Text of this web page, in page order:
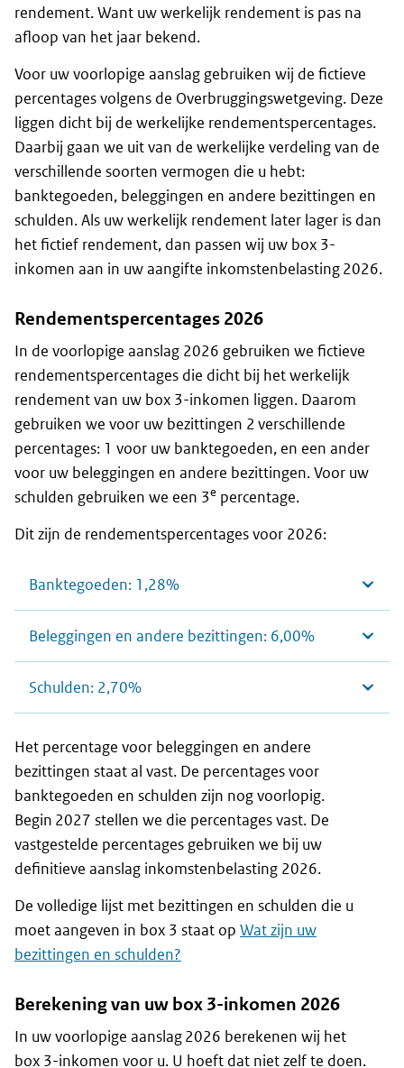
rendement. Want uw werkelijk rendement is pas na
afloop van het jaar bekend.
Voor uw voorlopige aanslag gebruiken wij de fictieve
percentages volgens de Overbruggingswetgeving. Deze
liggen dicht bij de werkelijke rendementspercentages.
Daarbij gaan we uit van de werkelijke verdeling van de
verschillende soorten vermogen die u hebt:
banktegoeden, beleggingen en andere bezittingen en
schulden. Als uw werkelijk rendement later lager is dan
het fictief rendement, dan passen wij uw box 3-
inkomen aan in uw aangifte inkomstenbelasting 2026.
Rendementspercentages 2026
In de voorlopige aanslag 2026 gebruiken we fictieve
rendementspercentages die dicht bij het werkelijk
rendement van uw box 3-inkomen liggen. Daarom
gebruiken we voor uw bezittingen 2 verschillende
percentages: 1 voor uw banktegoeden, en een ander
voor uw beleggingen en andere bezittingen. Voor uw
schulden gebruiken we een 3e percentage.
Dit zijn de rendementspercentages voor 2026:
Banktegoeden: 1,28%
Beleggingen en andere bezittingen: 6,00%
Schulden: 2,70%
Het percentage voor beleggingen en andere
bezittingen staat al vast. De percentages voor
banktegoeden en schulden zijn nog voorlopig.
Begin 2027 stellen we die percentages vast. De
vastgestelde percentages gebruiken we bij uw
definitieve aanslag inkomstenbelasting 2026.
De volledige lijst met bezittingen en schulden die u
moet aangeven in box 3 staat op Wat zijn uw
bezittingen en schulden?
Berekening van uw box 3-inkomen 2026
In uw voorlopige aanslag 2026 berekenen wij het
box 3-inkomen voor u. U hoeft dat niet zelf te doen.